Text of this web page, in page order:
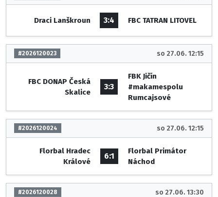
Draci Lanškroun 3:4 FBC TATRAN LITOVEL
#2026120023 so 27.06. 12:15
FBC DONAP Česká
Skalice
3:3
FBK Jičín
#makamespolu
Rumcajsové
#2026120024 so 27.06. 12:15
Florbal Hradec
Králové
6:1
Florbal Primátor
Náchod
#2026120028 so 27.06. 13:30